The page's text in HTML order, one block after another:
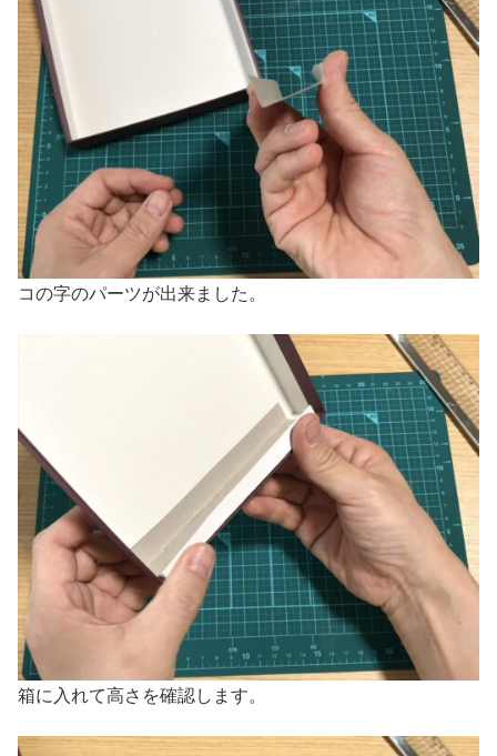
コの字のパーツが出来ました。
箱に入れて高さを確認します。